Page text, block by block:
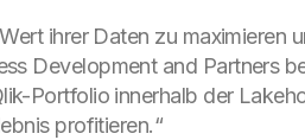
ihrer Daten zu maximieren
Development and Partners
Portfolio innerhalb der
profitieren.“